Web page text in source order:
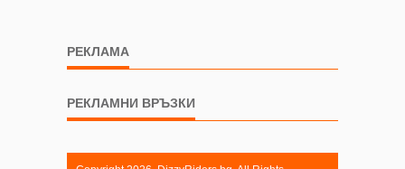
РЕКЛАМА
РЕКЛАМНИ ВРЪЗКИ